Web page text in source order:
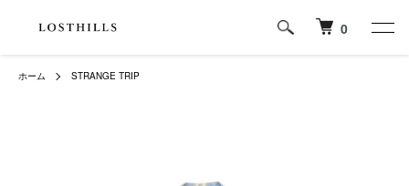
0
ホーム STRANGE TRIP